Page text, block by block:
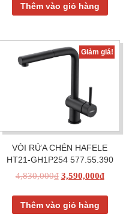
Thêm vào giỏ hàng
Giảm giá!
VÒI RỬA CHÉN HAFELE
HT21-GH1P254 577.55.390
4,830,000₫ 3,590,000₫
Thêm vào giỏ hàng